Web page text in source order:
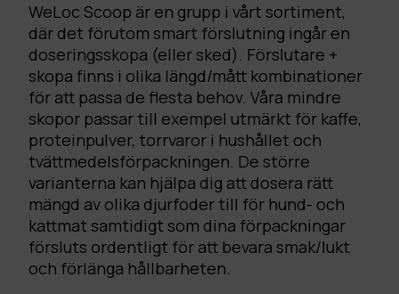
WeLoc Scoop är en grupp i vårt sortiment,
där det förutom smart förslutning ingår en
doseringsskopa (eller sked). Förslutare +
skopa finns i olika längd/mått kombinationer
för att passa de flesta behov. Våra mindre
skopor passar till exempel utmärkt för kaffe,
proteinpulver, torrvaror i hushållet och
tvättmedelsförpackningen. De större
varianterna kan hjälpa dig att dosera rätt
mängd av olika djurfoder till för hund- och
kattmat samtidigt som dina förpackningar
försluts ordentligt för att bevara smak/lukt
och förlänga hållbarheten.